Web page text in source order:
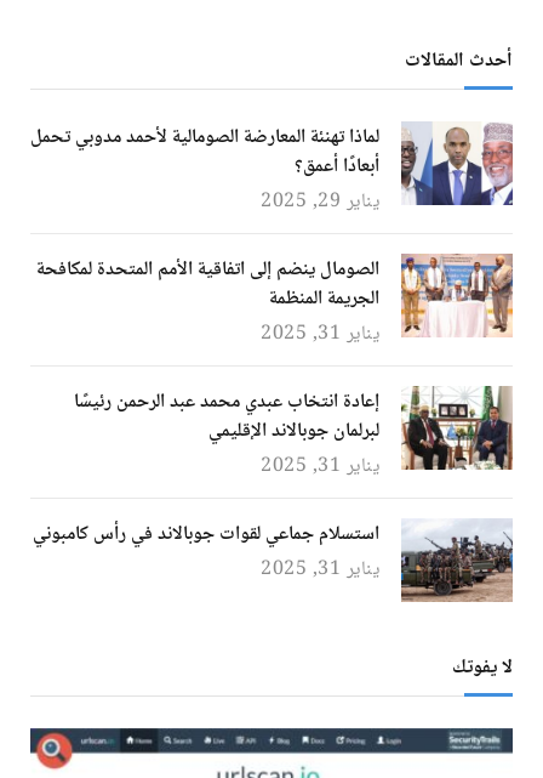
أحدث المقالات
لماذا تهنئة المعارضة الصومالية لأحمد مدوبي تحمل
أبعادًا أعمق؟
يناير 29, 2025
الصومال ينضم إلى اتفاقية الأمم المتحدة لمكافحة
الجريمة المنظمة
يناير 31, 2025
إعادة انتخاب عبدي محمد عبد الرحمن رئيسًا
لبرلمان جوبالاند الإقليمي
يناير 31, 2025
استسلام جماعي لقوات جوبالاند في رأس كامبوني
يناير 31, 2025
لا يفوتك